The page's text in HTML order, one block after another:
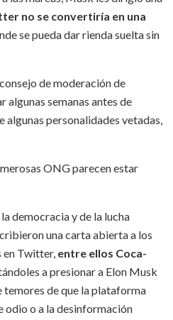
no se convertiría en una
se pueda dar rienda suelta sin
de moderación de
algunas semanas antes de
algunas personalidades vetadas,
ONG parecen estar
democracia y de la lucha
una carta abierta a los
en Twitter, entre ellos Coca-
a presionar a Elon Musk
temores de que la plataforma
odio o a la desinformación